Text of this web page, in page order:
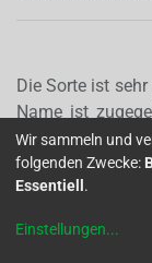
Die Sorte ist
Name ist
dem Schild nur
Mit Besuchern,
diese Sorte
vermeintliche
professionelle
Wir sammeln und
folgenden Zwecke:
Essentiell .
Einstellungen...